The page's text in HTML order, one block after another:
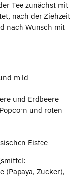
Tee zunächst mit
nach der Ziehzeit
nach Wunsch mit
mild
und Erdbeere
und roten
Eistee
(Papaya, Zucker),